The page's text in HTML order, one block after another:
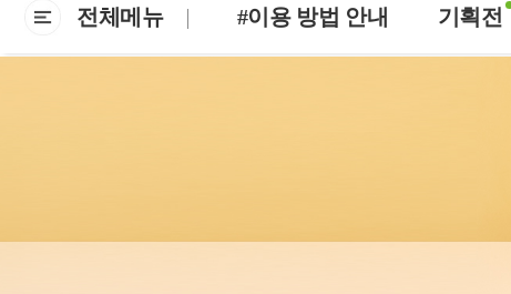
전체메뉴 #이용 방법 안내 기획전